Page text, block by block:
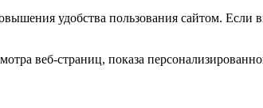
удобства пользования сайтом. Если
веб-страниц, показа